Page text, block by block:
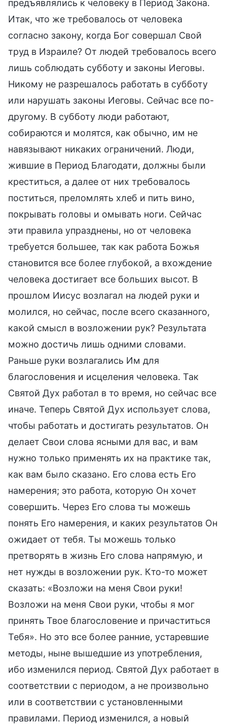
предъявлялись к человеку в Период Закона.
Итак, что же требовалось от человека
согласно закону, когда Бог совершал Свой
труд в Израиле? От людей требовалось всего
лишь соблюдать субботу и законы Иеговы.
Никому не разрешалось работать в субботу
или нарушать законы Иеговы. Сейчас все по-
другому. В субботу люди работают,
собираются и молятся, как обычно, им не
навязывают никаких ограничений. Люди,
жившие в Период Благодати, должны были
креститься, а далее от них требовалось
поститься, преломлять хлеб и пить вино,
покрывать головы и омывать ноги. Сейчас
эти правила упразднены, но от человека
требуется большее, так как работа Божья
становится все более глубокой, а вхождение
человека достигает все больших высот. В
прошлом Иисус возлагал на людей руки и
молился, но сейчас, после всего сказанного,
какой смысл в возложении рук? Результата
можно достичь лишь одними словами.
Раньше руки возлагались Им для
благословения и исцеления человека. Так
Святой Дух работал в то время, но сейчас все
иначе. Теперь Святой Дух использует слова,
чтобы работать и достигать результатов. Он
делает Свои слова ясными для вас, и вам
нужно только применять их на практике так,
как вам было сказано. Его слова есть Его
намерения; это работа, которую Он хочет
совершить. Через Его слова ты можешь
понять Его намерения, и каких результатов Он
ожидает от тебя. Ты можешь только
претворять в жизнь Его слова напрямую, и
нет нужды в возложении рук. Кто-то может
сказать: «Возложи на меня Свои руки!
Возложи на меня Свои руки, чтобы я мог
принять Твое благословение и причаститься
Тебя». Но это все более ранние, устаревшие
методы, ныне вышедшие из употребления,
ибо изменился период. Святой Дух работает в
соответствии с периодом, а не произвольно
или в соответствии с установленными
правилами. Период изменился, а новый